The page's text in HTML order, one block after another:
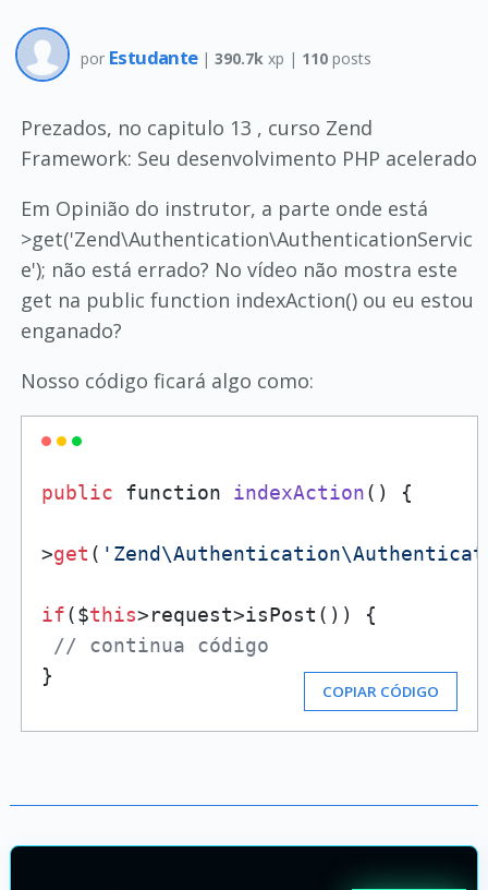
por Estudante | 390.7k xp | 110posts
Prezados, no capitulo 13 , curso Zend
Framework: Seu desenvolvimento PHP acelerado
Em Opinião do instrutor, a parte onde está
>get('Zend\Authentication\AuthenticationServic
e'); não está errado? No vídeo não mostra este
get na public function indexAction() ou eu estou
enganado?
Nosso código ficará algo como:
public function indexAction() {
>get (
if($this­>request­>isPost()) {
// continua código
}
COPIAR CÓDIGO